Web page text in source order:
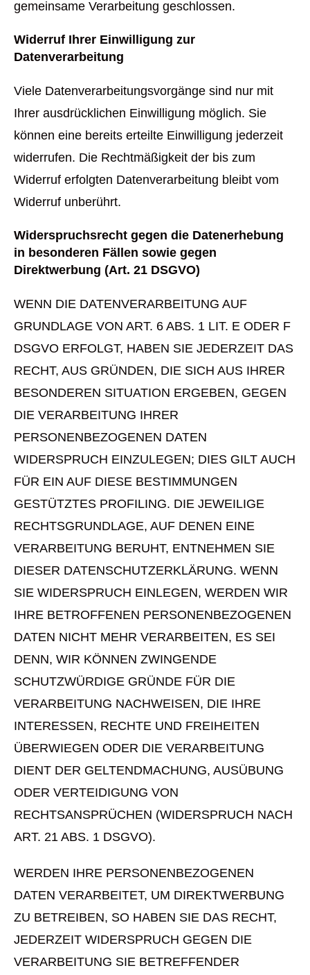
gemeinsame Verarbeitung geschlossen.
Widerruf Ihrer Einwilligung zur
Datenverarbeitung
Viele Datenverarbeitungsvorgänge sind nur mit
Ihrer ausdrücklichen Einwilligung möglich. Sie
können eine bereits erteilte Einwilligung jederzeit
widerrufen. Die Rechtmäßigkeit der bis zum
Widerruf erfolgten Datenverarbeitung bleibt vom
Widerruf unberührt.
Widerspruchsrecht gegen die Datenerhebung
in besonderen Fällen sowie gegen
Direktwerbung (Art. 21 DSGVO)
WENN DIE DATENVERARBEITUNG AUF
GRUNDLAGE VON ART. 6 ABS. 1 LIT. E ODER F
DSGVO ERFOLGT, HABEN SIE JEDERZEIT DAS
RECHT, AUS GRÜNDEN, DIE SICH AUS IHRER
BESONDEREN SITUATION ERGEBEN, GEGEN
DIE VERARBEITUNG IHRER
PERSONENBEZOGENEN DATEN
WIDERSPRUCH EINZULEGEN; DIES GILT AUCH
FÜR EIN AUF DIESE BESTIMMUNGEN
GESTÜTZTES PROFILING. DIE JEWEILIGE
RECHTSGRUNDLAGE, AUF DENEN EINE
VERARBEITUNG BERUHT, ENTNEHMEN SIE
DIESER DATENSCHUTZERKLÄRUNG. WENN
SIE WIDERSPRUCH EINLEGEN, WERDEN WIR
IHRE BETROFFENEN PERSONENBEZOGENEN
DATEN NICHT MEHR VERARBEITEN, ES SEI
DENN, WIR KÖNNEN ZWINGENDE
SCHUTZWÜRDIGE GRÜNDE FÜR DIE
VERARBEITUNG NACHWEISEN, DIE IHRE
INTERESSEN, RECHTE UND FREIHEITEN
ÜBERWIEGEN ODER DIE VERARBEITUNG
DIENT DER GELTENDMACHUNG, AUSÜBUNG
ODER VERTEIDIGUNG VON
RECHTSANSPRÜCHEN (WIDERSPRUCH NACH
ART. 21 ABS. 1 DSGVO).
WERDEN IHRE PERSONENBEZOGENEN
DATEN VERARBEITET, UM DIREKTWERBUNG
ZU BETREIBEN, SO HABEN SIE DAS RECHT,
JEDERZEIT WIDERSPRUCH GEGEN DIE
VERARBEITUNG SIE BETREFFENDER